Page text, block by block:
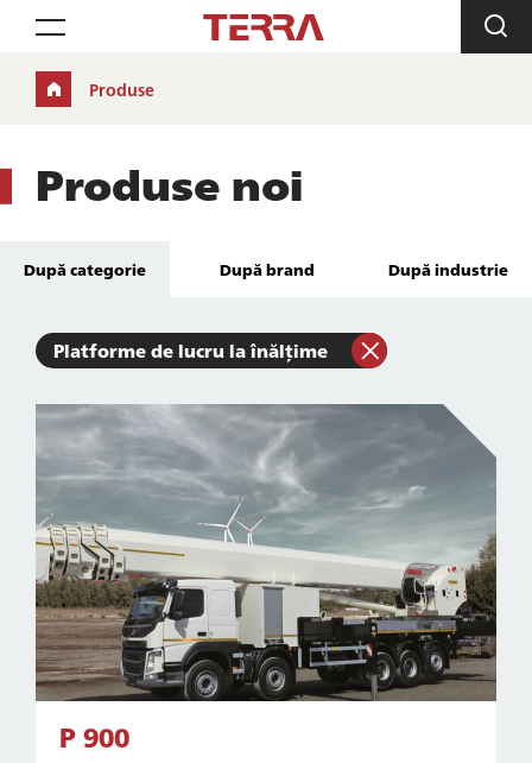
Toggle navigation
Produse
Produse noi
După categorie După brand După industrie
Platforme de lucru la înălțime
P 900